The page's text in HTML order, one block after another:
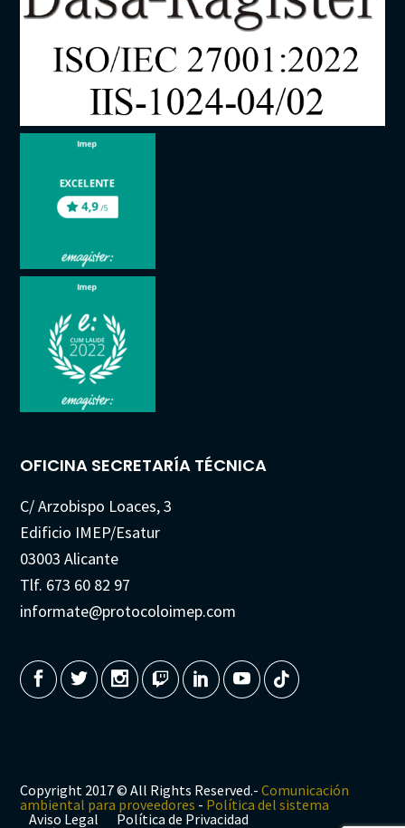
OFICINA SECRETARÍA TÉCNICA
C/ Arzobispo Loaces, 3
Edificio IMEP/Esatur
03003 Alicante
Tlf. 673 60 82 97
informate@protocoloimep.com
Copyright 2017 © All Rights Reserved.-Comunicación
ambiental para proveedores - Política del sistema
Aviso Legal
Política de Privacidad